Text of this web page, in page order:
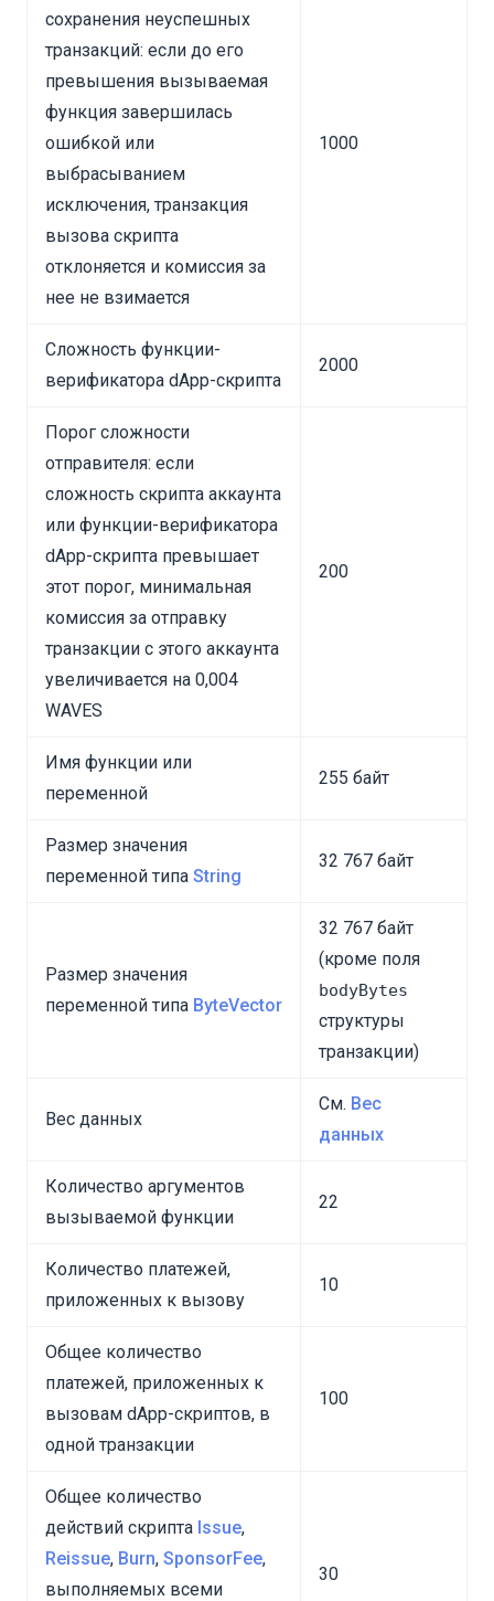
сохранения неуспешных
транзакций: если до его
превышения вызываемая
функция завершилась
ошибкой или
выбрасыванием
исключения, транзакция
вызова скрипта
отклоняется и комиссия за
нее не взимается
1000
Сложность функции-
верификатора dApp-скрипта
2000
Порог сложности
отправителя: если
сложность скрипта аккаунта
или функции-верификатора
dApp-скрипта превышает
этот порог, минимальная
комиссия за отправку
транзакции с этого аккаунта
увеличивается на 0,004
WAVES
200
Имя функции или
переменной
255 байт
Размер значения
переменной типа String
32 767 байт
Размер значения
переменной типа ByteVector
32 767 байт
(кроме поля
bodyBytes
структуры
транзакции)
Вес данных
См. Вес
данных
Количество аргументов
вызываемой функции
22
Количество платежей,
приложенных к вызову
10
Общее количество
платежей, приложенных к
вызовам dApp-скриптов, в
одной транзакции
100
Общее количество
действий скрипта Issue,
Reissue, Burn, SponsorFee,
выполняемых всеми
30